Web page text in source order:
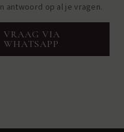
antwoord op al je vragen.
VRAAG VIA
WHATSAPP